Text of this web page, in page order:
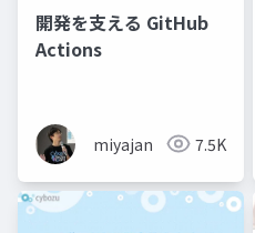
開発を支える GitHub
Actions
miyajan 7.5K